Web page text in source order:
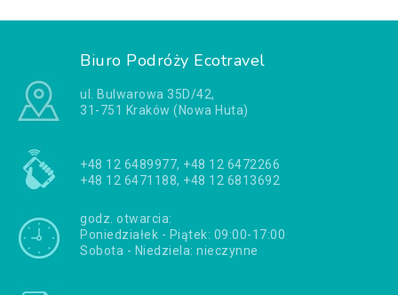
Biuro Podróży Ecotravel
ul. Bulwarowa 35D/42,
31-751 Kraków (Nowa Huta)
+48 12 6489977, +48 12 6472266
+48 12 6471188, +48 12 6813692
godz. otwarcia:
Poniedziałek - Piątek: 09:00-17:00
Sobota - Niedziela: nieczynne